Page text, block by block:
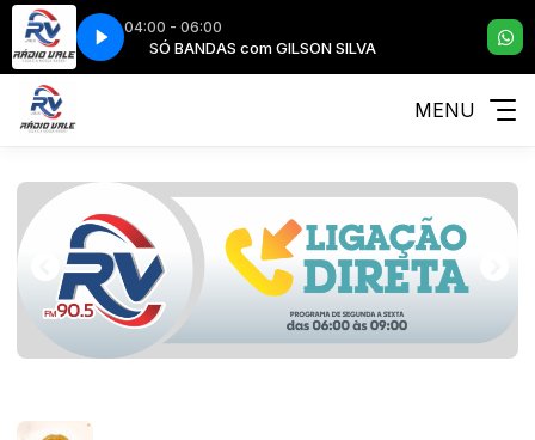
04:00 - 06:00
SÓ BANDAS com GILSON SILVA
MENU